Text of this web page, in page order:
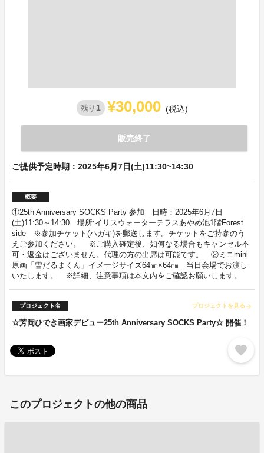
残り 1 ¥30,000 (税込)
販売終了
ご提供予定時期：2025年6月7日(土)11:30~14:30
概要
①25th Anniversary SOCKS Party 参加 日時：2025年6月7日
(土)11:30～14:30 場所:イリスウォーターテラスあやめ池1階Forest
side ※参加チケット(ハガキ)を郵送します。チケットをご持参のう
えご参加ください。 ※ご購入確定後、如何なる場合もキャンセル不
可・返金はございません。代理の方の出席は可能です。 ②ミニmini
原画「雪だるまくん」イメージサイズ64㎜×64㎜ 当日会場でお渡し
いたします。 ※詳細、注意事項は本文内をご確認お願いします。
プロジェクト名 プロジェクトを見る arrow_forward
☆芳岡ひでき画家デビュー25th Anniversary SOCKS Party☆ 開催！
favorite
このプロジェクトの他の商品